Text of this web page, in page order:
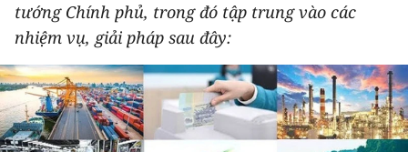
MÔI TRƯỜNG
BẠN ĐỌC
KIỂM CHỨNG THÔNG TIN
tướng Chính phủ, trong đó tập trung vào các
nhiệm vụ, giải pháp sau đây: